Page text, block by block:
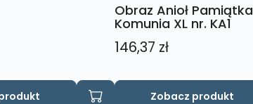
Obraz Anioł Pamiątka
Komunia XL nr. KA1
146,37 zł
Zobacz produkt